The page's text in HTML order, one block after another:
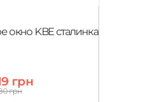
окно KBE сталинка
грн
грн